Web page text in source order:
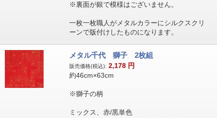
※裏面が銀で模様はございません。
一枚一枚職人がメタルカラーにシルクスクリ
ーンで版付けしたものになります。
メタル千代 獅子 2枚組
販売価格(税込): 2,178 円
約46cm×63cm
※獅子の柄
ミックス、赤/黒単色